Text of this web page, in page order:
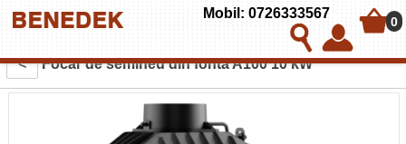
Mobil: 0726333567
0
< Focar de semineu din fonta A100 10 kW